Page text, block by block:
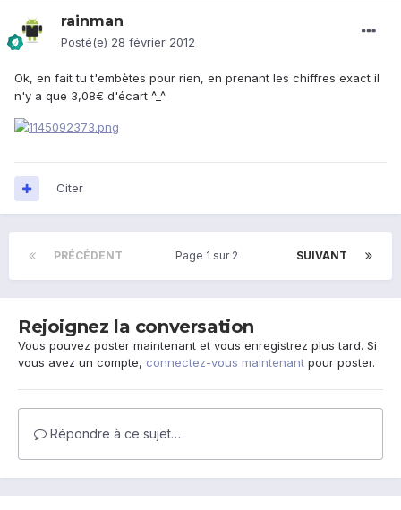
rainman
Posté(e) 28 février 2012
Ok, en fait tu t'embètes pour rien, en prenant les chiffres exact il
n'y a que 3,08€ d'écart ^_^
Citer
PRÉCÉDENT SUIVANT
Page 1 sur 2
Rejoignez la conversation
Vous pouvez poster maintenant et vous enregistrez plus tard. Si
vous avez un compte, connectez-vous maintenant pour poster.
Répondre à ce sujet…